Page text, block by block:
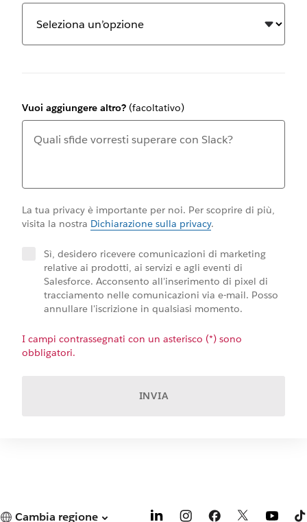
Vuoi aggiungere altro? (facoltativo)
La tua privacy è importante per noi. Per scoprire di più,
visita la nostra Dichiarazione sulla privacy.
Sì, desidero ricevere comunicazioni di marketing
relative ai prodotti, ai servizi e agli eventi di
Salesforce. Acconsento all'inserimento di pixel di
tracciamento nelle comunicazioni via e-mail. Posso
annullare l'iscrizione in qualsiasi momento.
I campi contrassegnati con un asterisco (*) sono
obbligatori.
INVIA
Cambia regione